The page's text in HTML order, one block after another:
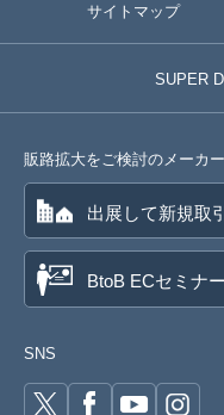
サイトマップ
SUPER
販路拡大をご検討のメーカ
出展して新規取
BtoB ECセミナー
SNS